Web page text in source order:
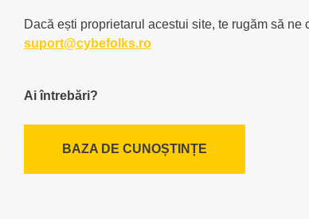
Dacă ești proprietarul acestui site, te rugăm să ne
suport@cybefolks.ro
Ai întrebări?
BAZA DE CUNOȘTINȚE